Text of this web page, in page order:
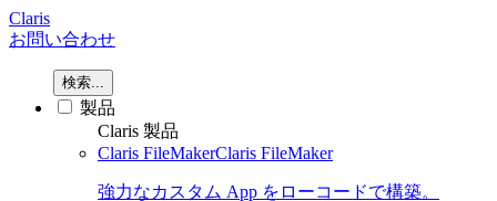
Claris
お問い合わせ
検索...
製品
Claris 製品
Claris FileMakerClaris FileMaker
強力なカスタム App をローコードで構築。